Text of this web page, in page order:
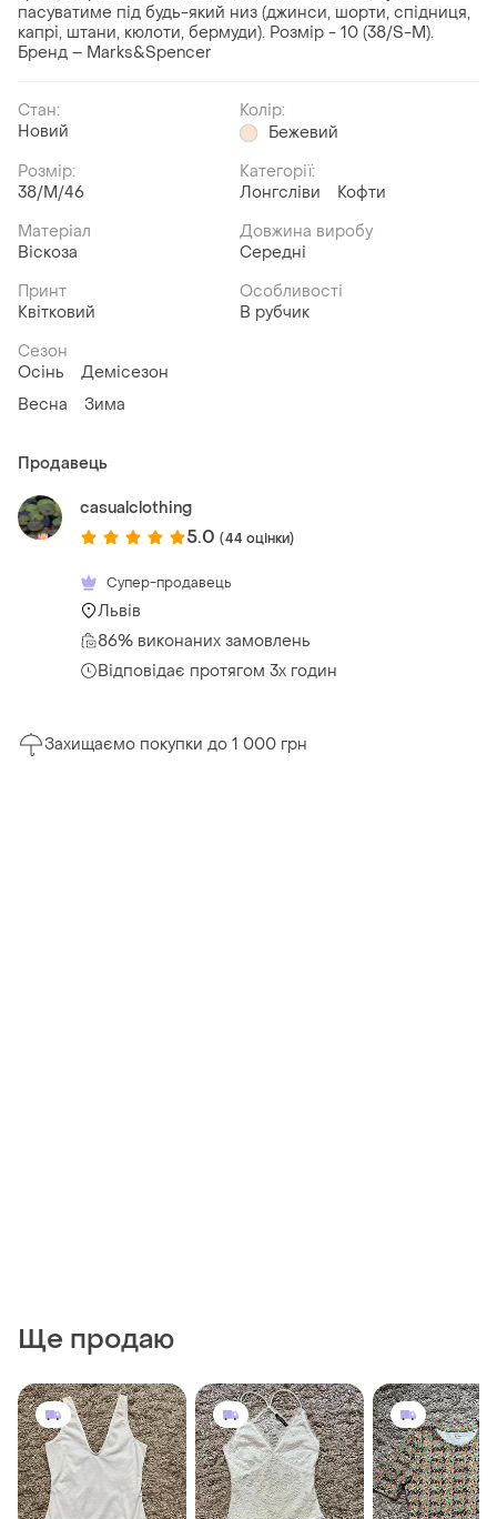
пасуватиме під будь-який низ (джинси, шорти, спідниця,
капрі, штани, кюлоти, бермуди). Розмір - 10 (38/S-М).
Бренд – Marks&Spencer
Стан:
Новий
Колір:
Бежевий
Розмір:
38/M/46
Категорії:
Лонгсліви
Кофти
Матеріал
Віскоза
Довжина виробу
Середні
Принт
Квітковий
Особливості
В рубчик
Сезон
Осінь
Демісезон
Весна
Зима
Продавець
casualclothing
5.0 (44 оцінки)
Супер-продавець
Львів
86% виконаних замовлень
Відповідає протягом 3х годин
Захищаємо покупки до 1 000 грн
Ще продаю